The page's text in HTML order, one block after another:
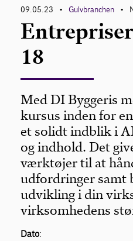
Om Gulvbranchen
Bliv medlem
09.05.23 • Gulvbranchen •
18
Med DI Byggeris
kursus inden for
et solidt indblik i
og indhold. Det
værktøjer til at
udfordringer samt
udvikling i din
virksomhedens
Dato: